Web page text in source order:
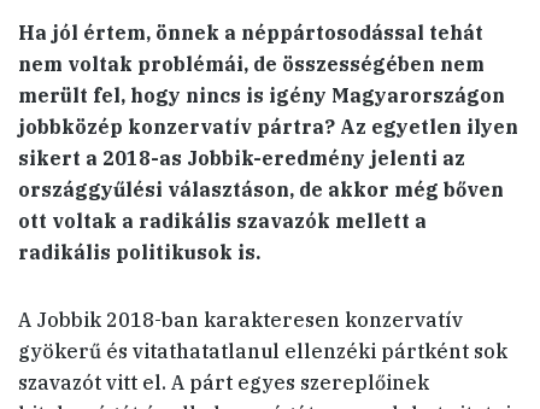
Ha jól értem, önnek a néppártosodással tehát
nem voltak problémái, de összességében nem
merült fel, hogy nincs is igény Magyarországon
jobbközép konzervatív pártra? Az egyetlen ilyen
sikert a 2018-as Jobbik-eredmény jelenti az
országgyűlési választáson, de akkor még bőven
ott voltak a radikális szavazók mellett a
radikális politikusok is.
A Jobbik 2018-ban karakteresen konzervatív
gyökerű és vitathatatlanul ellenzéki pártként sok
szavazót vitt el. A párt egyes szereplőinek